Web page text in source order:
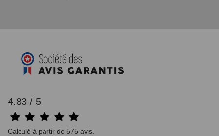
4.83 / 5
Calculé à partir de 575 avis.